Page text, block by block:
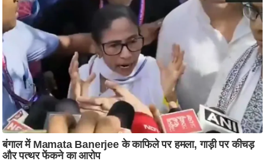
चा
य
स
मी
क्षा
ध
र्म
ज्यो